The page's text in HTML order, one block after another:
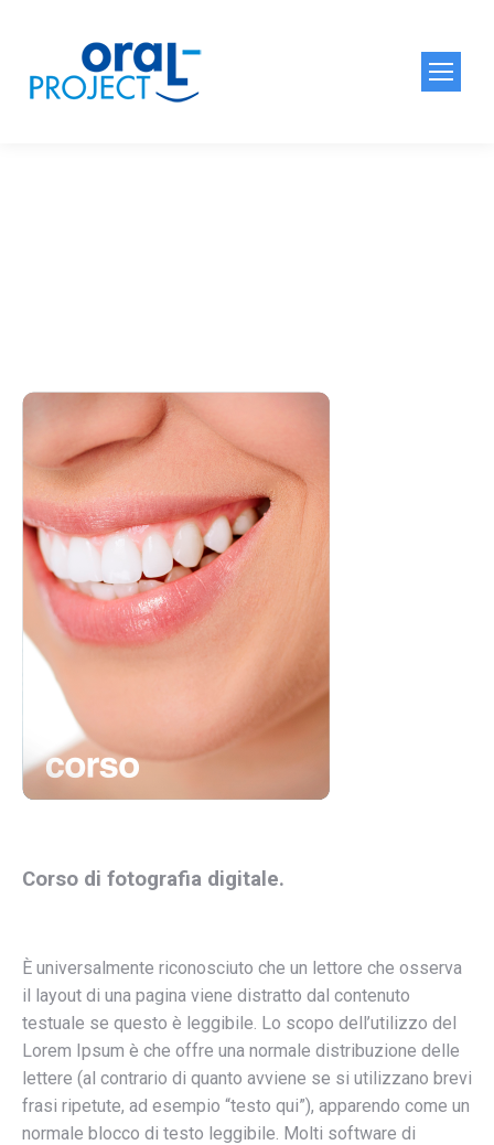
Corso di fotografia digitale.
È universalmente riconosciuto che un lettore che osserva
il layout di una pagina viene distratto dal contenuto
testuale se questo è leggibile. Lo scopo dell’utilizzo del
Lorem Ipsum è che offre una normale distribuzione delle
lettere (al contrario di quanto avviene se si utilizzano brevi
frasi ripetute, ad esempio “testo qui”), apparendo come un
normale blocco di testo leggibile. Molti software di